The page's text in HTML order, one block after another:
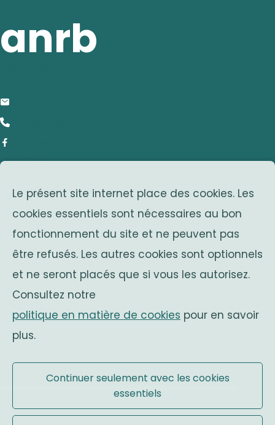
Le présent site internet place des cookies. Les
cookies essentiels sont nécessaires au bon
fonctionnement du site et ne peuvent pas
être refusés. Les autres cookies sont optionnels
et ne seront placés que si vous les autorisez.
Consultez notre
politique en matière de cookies pour en savoir
plus.
Continuer seulement avec les cookies
essentiels
anrb
adresse
Avenue Franklin Roosevelt 25
1050 Bruxelles
Belgium
associations sœurs
monarchie belge
Site officiel
Conditions d'utilisation|Mentions légales